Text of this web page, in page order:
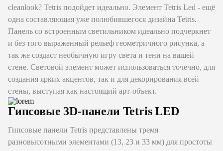
cleanlook? Tetris подойдет идеально. Элемент Tetris Led - ещё
одна составляющая уже полюбившегося дизайна Tetris.
Панель со встроенным светильником идеально подчеркнет
и без того выраженный рельеф геометричного рисунка, а
так же создаст необычную игру света и тени на вашей
стене. Световой элемент может использоваться точечно, для
создания ярких акцентов, так и для декорирования всей
стены, выступая как настоящий арт-объект.
Гипсовые 3D-панели Tetris LED
Гипсовые панели Tetris представлены тремя
разновысотными элементами (13, 23 и 33 мм) для простоты